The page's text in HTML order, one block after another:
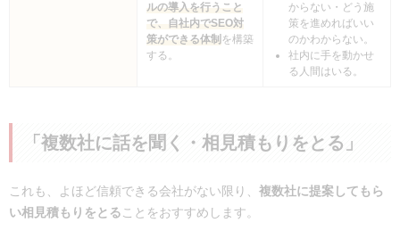
ルの導入を行うこと
で、自社内でSEO対
策ができる体制 を構築
する。
からない・どう施
策を進めればいい
のかわからない。
社内に手を動かせ
る人間はいる。
「複数社に話を聞く・相見積もりをとる」
これも、よほど信頼できる会社がない限り、 複数社に提案してもら
い相見積もりをとることをおすすめします。